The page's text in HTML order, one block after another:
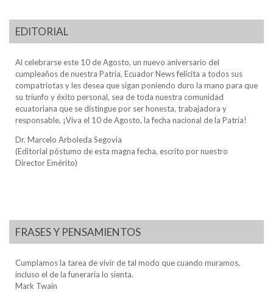
EDITORIAL
Al celebrarse este 10 de Agosto, un nuevo aniversario del
cumpleaños de nuestra Patria, Ecuador News felicita a todos sus
compatriotas y les desea que sigan poniendo duro la mano para que
su triunfo y éxito personal, sea de toda nuestra comunidad
ecuatoriana que se distingue por ser honesta, trabajadora y
responsable. ¡Viva el 10 de Agosto, la fecha nacional de la Patria!
Dr. Marcelo Arboleda Segovia
(Editorial póstumo de esta magna fecha, escrito por nuestro
Director Emérito)
FRASES Y PENSAMIENTOS
Cumplamos la tarea de vivir de tal modo que cuando muramos,
incluso el de la funeraria lo sienta.
Mark Twain